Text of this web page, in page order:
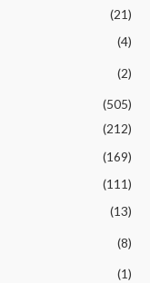
(21)
(4)
(2)
(505)
(212)
(169)
(111)
(13)
(8)
(1)